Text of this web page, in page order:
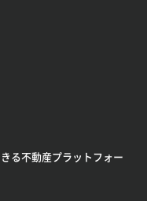
る不動産プラットフォー